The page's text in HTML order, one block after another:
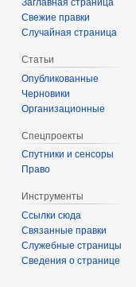
Свежие правки
Случайная страница
Статьи
Опубликованные
Черновики
Организационные
Спецпроекты
Спутники и сенсоры
Право
Инструменты
Ссылки сюда
Связанные правки
Служебные страницы
Сведения о странице